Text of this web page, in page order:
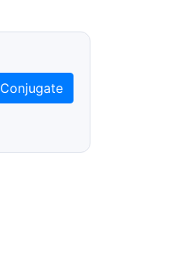
Conjugate